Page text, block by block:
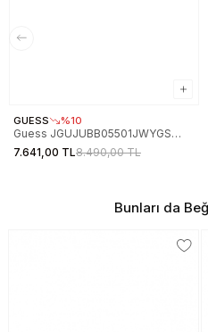
GUESS %10
Guess JGUJUBB05501JWYGS
Kadın Bileklik
7.641,00 TL8.490,00 TL
Bunları da